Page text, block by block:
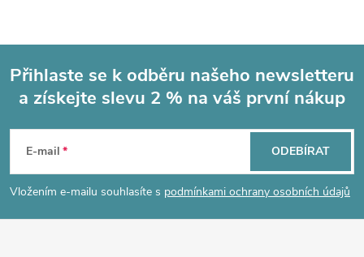
p
a
Přihlaste se k odběru našeho newsletteru
a získejte slevu 2 % na váš první nákup
E-mail
Vložením e-mailu souhlasíte s podmínkami ochrany osobních údajů
ODEBÍRAT